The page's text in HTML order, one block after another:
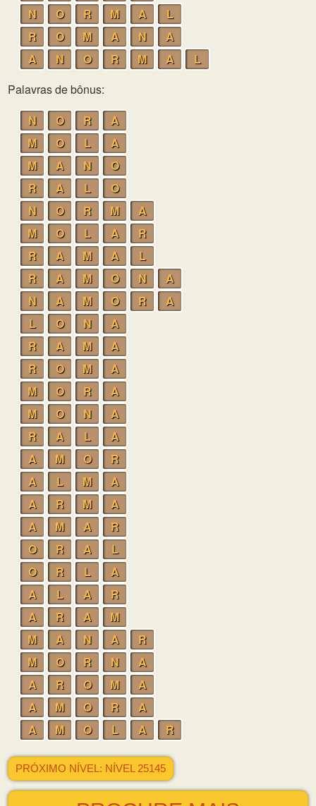
N
O R M A
L
R
O M A N
A
A
N O R M A
L
Palavras de bônus:
N
O R
A
M
O L
A
M
A N
O
R
A L
O
N
O R M
A
M
O L A
R
R
A M A
L
R
A M O N
A
N
A M O R
A
L
O N
A
R
A M
A
R
O M
A
M
O R
A
M
O N
A
R
A L
A
A
M O
R
A
L M
A
A
R M
A
A
M A
R
O
R A
L
O
R L
A
A
L A
R
A
R A
M
M
A N A
R
M
O R N
A
A
R O M
A
A
M O R
A
A
M O L A R
PRÓXIMO NÍVEL: NÍVEL 25145